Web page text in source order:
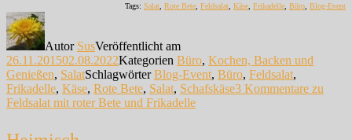
Tags: Salat Rote Bete Feldsalat Käse Frikadelle Büro Blog-Event
Autor SusVeröffentlicht am
26.11.201502.08.2022Kategorien Büro, Kochen, Backen und
Genießen, SalatSchlagwörterBlog-Event, Büro, Feldsalat,
Frikadelle, Käse, Rote Bete, Salat, Schafskäse3 Kommentare zu
Feldsalat mit roter Bete und Frikadelle